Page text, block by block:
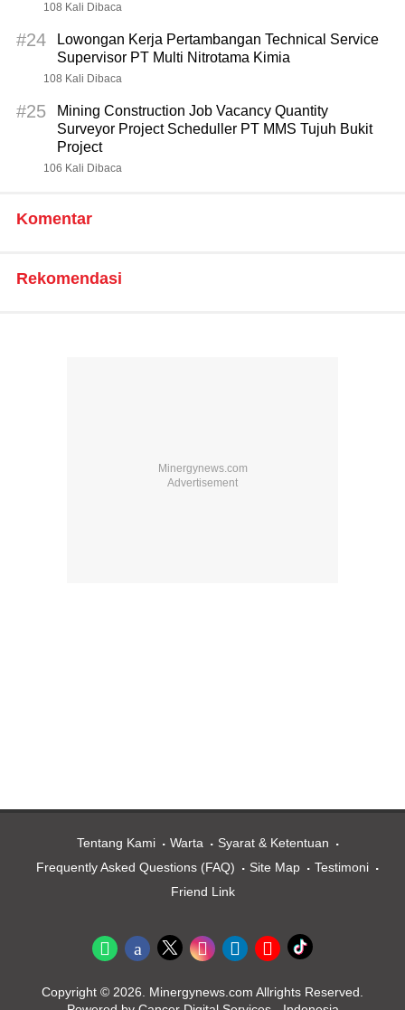
108 Kali Dibaca
#24
Lowongan Kerja Pertambangan Technical Service
Supervisor PT Multi Nitrotama Kimia
108 Kali Dibaca
#25
Mining Construction Job Vacancy Quantity
Surveyor Project Scheduller PT MMS Tujuh Bukit
Project
106 Kali Dibaca
Komentar
Rekomendasi
Tentang Kami Warta
Syarat & Ketentuan
Frequently Asked Questions (FAQ)
Site Map
Testimoni
Friend Link
Copyright © 2026. Minergynews.com Allrights Reserved.